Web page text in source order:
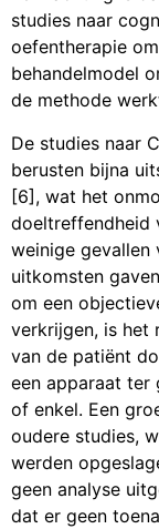
studies naar
oefentherapie
behandelmodel
de methode
De studies naar
berusten bijna
[6], wat het
doeltreffendheid
weinige
uitkomsten
om een
verkrijgen, is het
van de patiënt
een apparaat ter
of enkel. Een
oudere studies,
werden
geen analyse
dat er geen